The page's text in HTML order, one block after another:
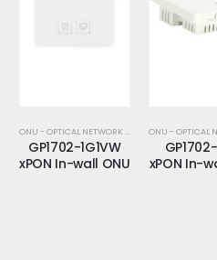
ONU - OPTICAL NETWORK UNIT - MDU - MTU
GP1702-1G1VW
xPON In-wall ONU
xPON In-